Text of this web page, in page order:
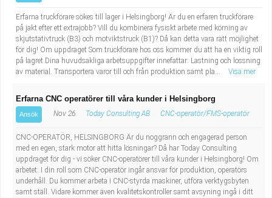
Erfarna truckförare sökes till lager i Helsingborg! Är du en erfaren truckförare
på jakt efter ett extrajobb? Vill du kombinera fysiskt arbete med körning av
skjutstativtruck (B3) och motviktstruck (B1)? Då kan detta vara rätt möjlighet
för dig! Om uppdraget Som truckförare hos oss kommer du att ha en viktig roll
på lagret.Dina huvudsakliga arbetsuppgifter innefattar: Lastning och lossning
av material. Transportera varor till och från produktion samt pla...
Visa mer
Erfarna CNC operatörer till våra kunder i Helsingborg
Ansök Nov 26 Today Consulting AB CNC-operatör/FMS-operatör
CNC-OPERATÖR, HELSINGBORG Är du noggrann och engagerad person
med en egen, stark motor att hitta lösningar? Då har Today Consulting
uppdraget för dig - vi söker CNC-operatörer till våra kunder i Helsingborg! Om
arbetet: I din roll som CNC-operatör ingår ansvar för produktion, operatörs
underhåll. Du kommer arbeta i CNC-styrda maskiner, utföra verktygsbyten
samt ställ. Vidare kommer även kvalitetskontroller samt avsyning ingå i ditt